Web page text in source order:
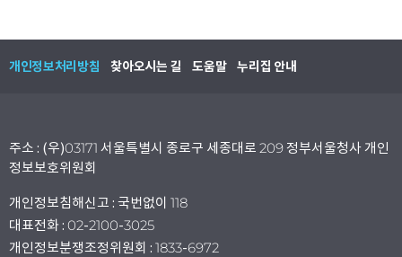
개인정보처리방침 찾아오시는 길 도움말 누리집 안내
주소 : (우)03171 서울특별시 종로구 세종대로 209 정부서울청사 개인
정보보호위원회
개인정보침해신고 : 국번없이 118
대표전화 : 02-2100-3025
개인정보분쟁조정위원회 : 1833-6972